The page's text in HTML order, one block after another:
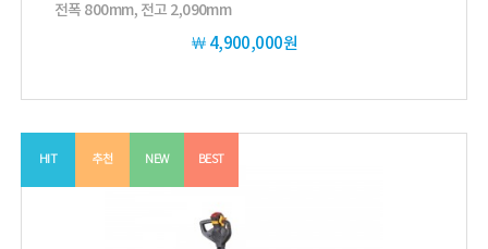
전폭 800mm, 전고 2,090mm
￦ 4,900,000원
HIT 추천 NEW BEST